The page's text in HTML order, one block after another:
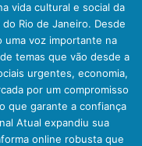
vida cultural e social da
Rio de Janeiro. Desde
uma voz importante na
temas que vão desde a
urgentes, economia,
por um compromisso
que garante a confiança
Atual expandiu sua
online robusta que